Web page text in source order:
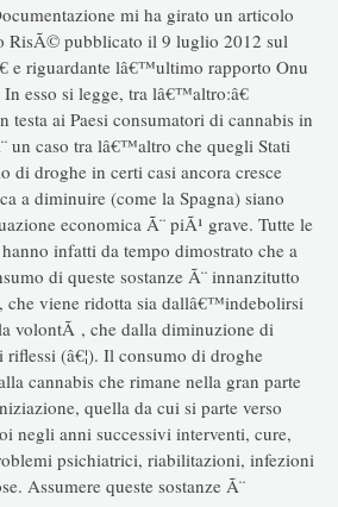
mi ha girato un articolo
RisÃ© pubblicato il 9 luglio 2012 sul
e riguardante lâ€™ultimo rapporto Onu
esso si legge, tra lâ€™altro:â€
ai Paesi consumatori di cannabis in
un caso tra lâ€™altro che quegli Stati
di droghe in certi casi ancora cresce
a diminuire (come la Spagna) siano
economica Ã¨ piÃ¹ grave. Tutte le
infatti da tempo dimostrato che a
di queste sostanze Ã¨ innanzitutto
viene ridotta sia dallâ€™indebolirsi
volontÃ , che dalla diminuzione di
(â€¦). Il consumo di droghe
cannabis che rimane nella gran parte
quella da cui si parte verso
negli anni successivi interventi, cure,
psichiatrici, riabilitazioni, infezioni
Assumere queste sostanze Ã¨